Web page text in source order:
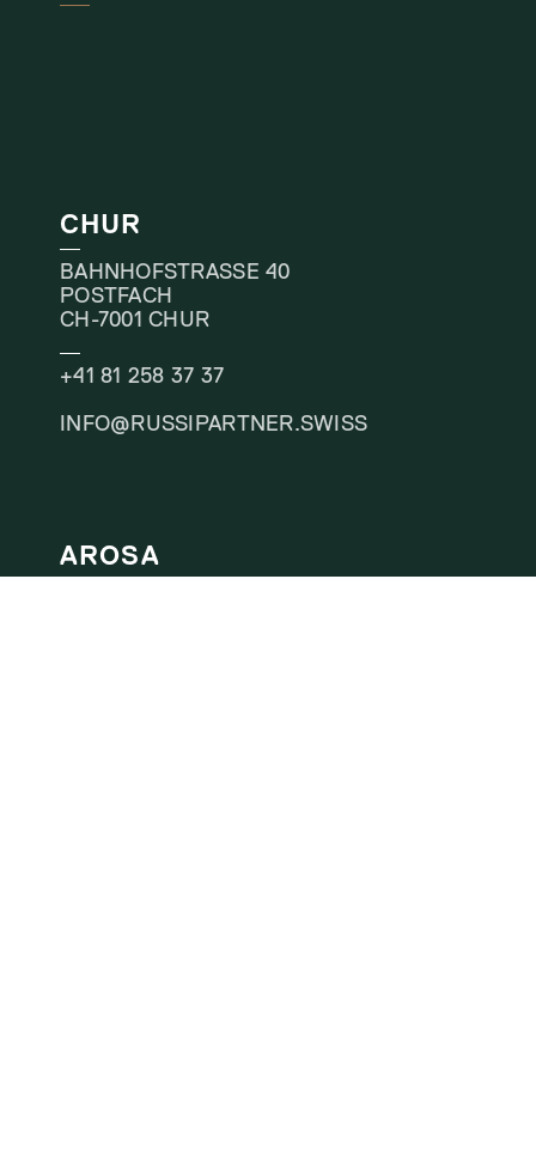
CHUR
BAHNHOFSTRASSE 40
POSTFACH
CH-7001 CHUR
+41 81 258 37 37
INFO@RUSSIPARTNER.SWISS
AROSA